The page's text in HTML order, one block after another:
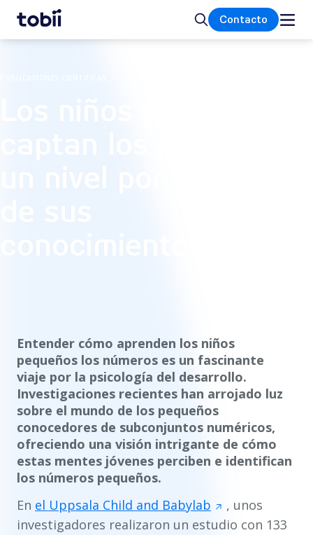
Inicio BuscarContacto
Entender cómo aprenden los niños
pequeños los números es un fascinante
viaje por la psicología del desarrollo.
Investigaciones recientes han arrojado luz
sobre el mundo de los pequeños
conocedores de subconjuntos numéricos,
ofreciendo una visión intrigante de cómo
estas mentes jóvenes perciben e identifican
los números pequeños.
En el Uppsala Child and Babylab
, unos
investigadores realizaron un estudio con 133